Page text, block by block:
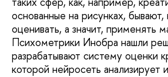
основанные на рисунках,
оценивать, а значит, применять
Психометрики Инобра нашли
разрабатывают систему оценки
которой нейросеть анализирует